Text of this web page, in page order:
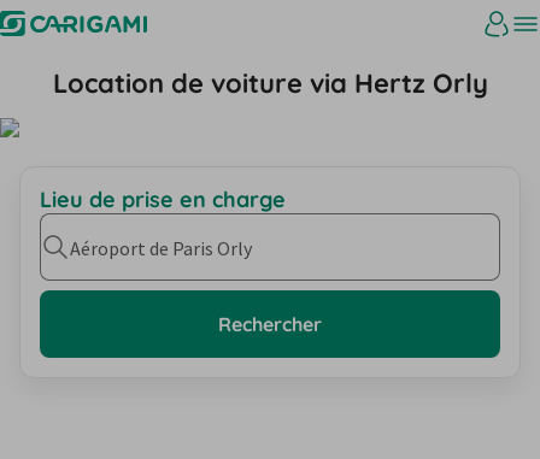
Location de voiture via Hertz Orly
Lieu de prise en charge
Aéroport de Paris Orly
Rechercher